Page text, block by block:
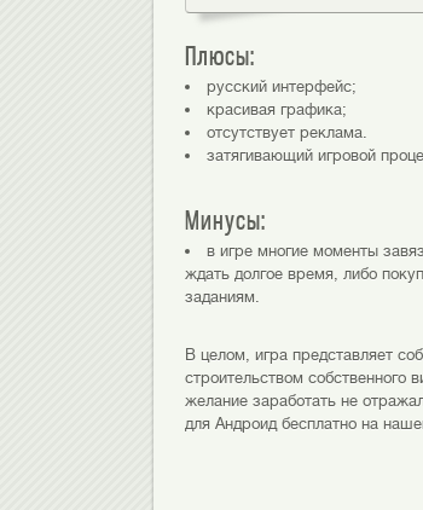
Плюсы:
русский интерфейс;
красивая графика;
отсутствует реклама.
затягивающий игровой
Минусы:
в игре многие моменты
ждать долгое время, либо
заданиям.
В целом, игра представляет
строительством собственного
желание заработать не
для Андроид бесплатно на